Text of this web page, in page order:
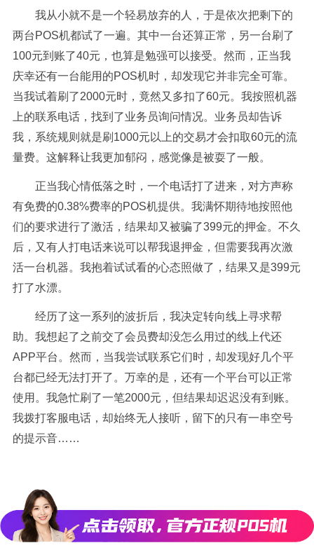
我从小就不是一个轻易放弃的人，于是依次把剩下的
两台POS机都试了一遍。其中一台还算正常，另一台刷了
100元到账了40元，也算是勉强可以接受。然而，正当我
庆幸还有一台能用的POS机时，却发现它并非完全可靠。
当我试着刷了2000元时，竟然又多扣了60元。我按照机器
上的联系电话，找到了业务员询问情况。业务员却告诉
我，系统规则就是刷1000元以上的交易才会扣取60元的流
量费。这解释让我更加郁闷，感觉像是被耍了一般。
正当我心情低落之时，一个电话打了进来，对方声称
有免费的0.38%费率的POS机提供。我满怀期待地按照他
们的要求进行了激活，结果却又被骗了399元的押金。不久
后，又有人打电话来说可以帮我退押金，但需要我再次激
活一台机器。我抱着试试看的心态照做了，结果又是399元
打了水漂。
经历了这一系列的波折后，我决定转向线上寻求帮
助。我想起了之前交了会员费却没怎么用过的线上代还
APP平台。然而，当我尝试联系它们时，却发现好几个平
台都已经无法打开了。万幸的是，还有一个平台可以正常
使用。我急忙刷了一笔2000元，但结果却迟迟没有到账。
我拨打客服电话，却始终无人接听，留下的只有一串空号
的提示音……